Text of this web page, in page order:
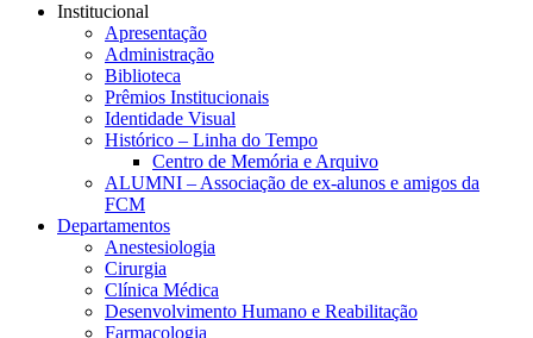
Institucional
Apresentação
Administração
Biblioteca
Prêmios Institucionais
Identidade Visual
Histórico – Linha do Tempo
Centro de Memória e Arquivo
ALUMNI – Associação de ex-alunos e amigos da
FCM
Departamentos
Anestesiologia
Cirurgia
Clínica Médica
Desenvolvimento Humano e Reabilitação
Farmacologia